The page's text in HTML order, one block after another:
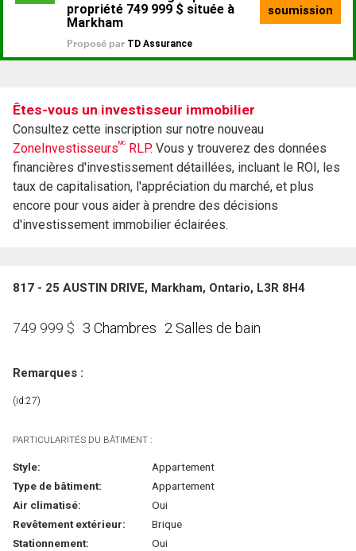
Êtes-vous un investisseur immobilier
Consultez cette inscription sur notre nouveau
ZoneInvestisseursMC RLP. Vous y trouverez des données
financières d'investissement détaillées, incluant le ROI, les
taux de capitalisation, l'appréciation du marché, et plus
encore pour vous aider à prendre des décisions
d'investissement immobilier éclairées.
817 - 25 AUSTIN DRIVE, Markham, Ontario, L3R 8H4
749 999 $ 3 Chambres 2 Salles de bain
Remarques :
(id:27)
PARTICULARITÉS DU BÂTIMENT :
Style:
Appartement
Type de bâtiment:
Appartement
Air climatisé:
Oui
Revêtement extérieur:
Brique
Stationnement:
Oui